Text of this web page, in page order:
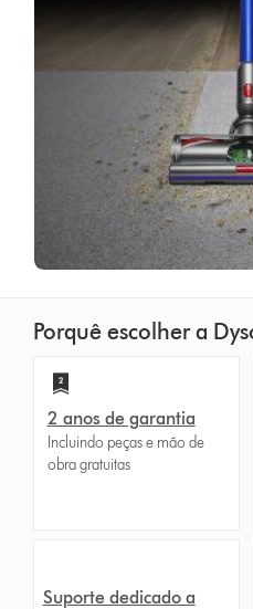
Porquê escolher a
2 anos de garantia
Incluindo peças e mão de
obra gratuitas
Suporte dedicado a